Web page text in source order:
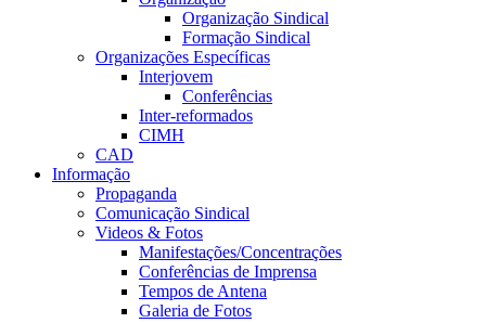
Organização Sindical
Formação Sindical
Organizações Específicas
Interjovem
Conferências
Inter-reformados
CIMH
CAD
Informação
Propaganda
Comunicação Sindical
Videos & Fotos
Manifestações/Concentrações
Conferências de Imprensa
Tempos de Antena
Galeria de Fotos